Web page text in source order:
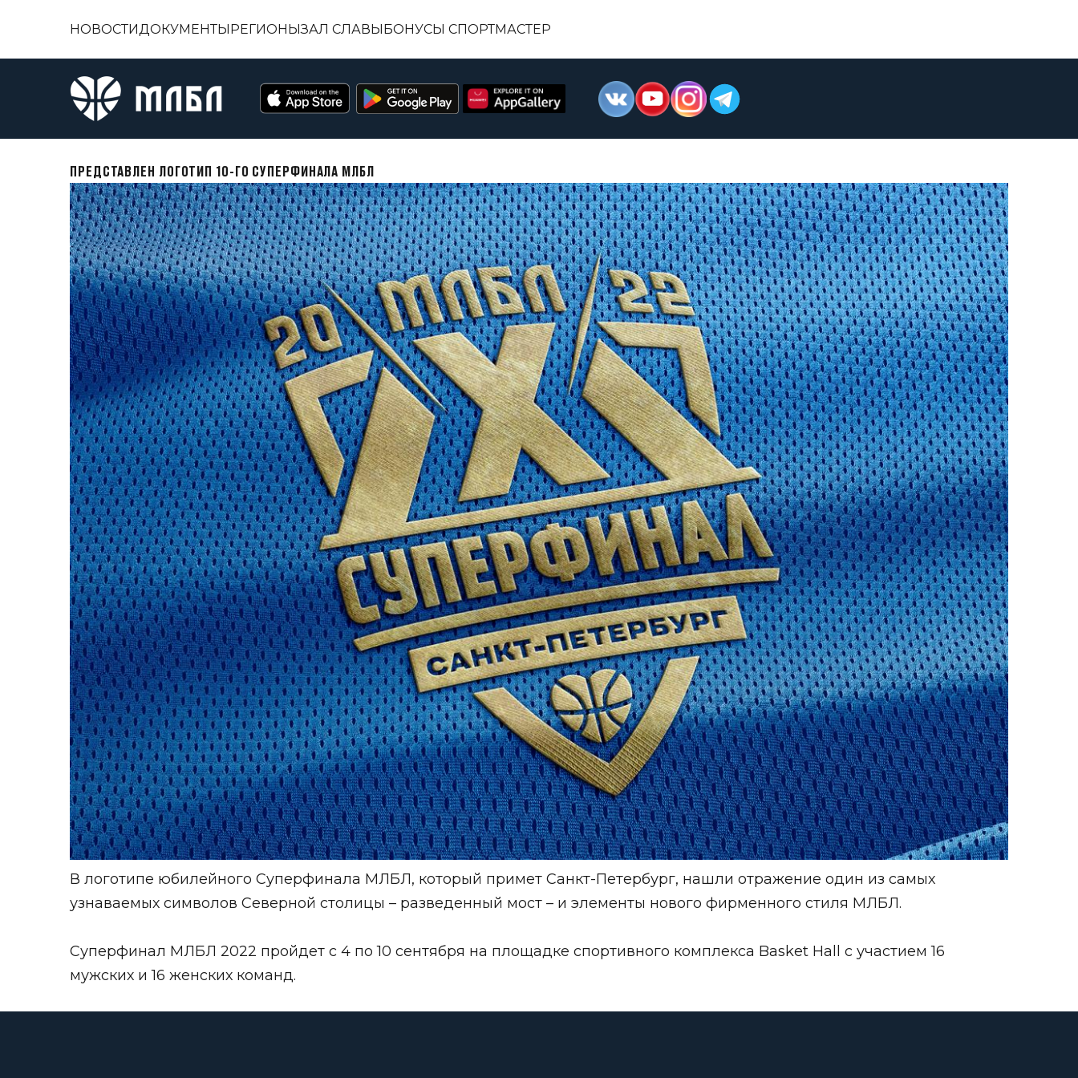
НОВОСТИДОКУМЕНТЫРЕГИОНЫЗАЛ СЛАВЫБОНУСЫ СПОРТМАСТЕР
ПРЕДСТАВЛЕН ЛОГОТИП 10-ГО СУПЕРФИНАЛА МЛБЛ
В логотипе юбилейного Суперфинала МЛБЛ, который примет Санкт-Петербург, нашли отражение один из самых
узнаваемых символов Северной столицы – разведенный мост – и элементы нового фирменного стиля МЛБЛ.
Суперфинал МЛБЛ 2022 пройдет с 4 по 10 сентября на площадке спортивного комплекса Basket Hall с участием 16
мужских и 16 женских команд.